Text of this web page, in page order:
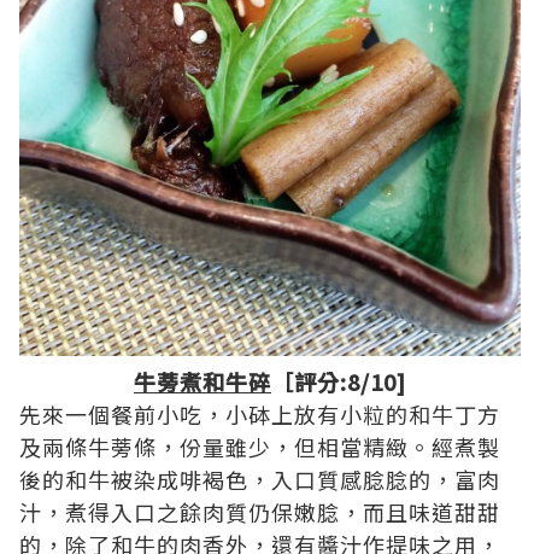
牛蒡煮和牛碎 ［評分:8/10]
先來一個餐前小吃，小砵上放有小粒的和牛丁方
及兩條牛蒡條，份量雖少，但相當精緻。經煮製
後的和牛被染成啡褐色，入口質感腍腍的，富肉
汁，煮得入口之餘肉質仍保嫩腍，而且味道甜甜
的，除了和牛的肉香外，還有醬汁作提味之用，